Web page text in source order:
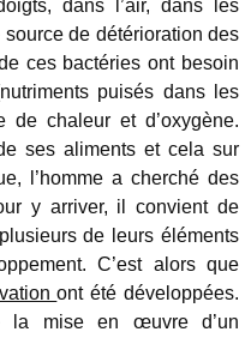
dans l’air, dans les
de détérioration des
ces bactéries ont besoin
puisés dans les
de chaleur et d’oxygène.
ses aliments et cela sur
l’homme a cherché des
y arriver, il convient de
de leurs éléments
C’est alors que
ont été développées.
la mise en œuvre d’un